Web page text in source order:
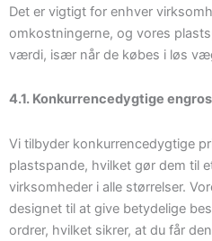
Det er vigtigt for enhver
omkostningerne, og vores
værdi, især når de købes i løs
4.1. Konkurrencedygtige
Vi tilbyder konkurrencedygtige
plastspande, hvilket gør dem til
virksomheder i alle størrelser.
designet til at give betydelige
ordrer, hvilket sikrer, at du får